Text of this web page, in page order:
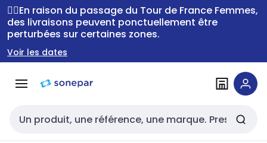
Passer à la
navigation
Passer
au
contenu
🚴‍♂️En raison du passage du Tour de France Femmes,
des livraisons peuvent ponctuellement être
perturbées sur certaines zones.
Voir les dates
Entrée de recherche